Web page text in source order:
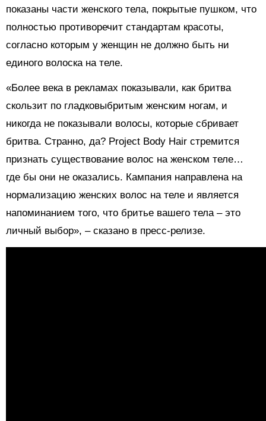
показаны части женского тела, покрытые пушком, что
полностью противоречит стандартам красоты,
согласно которым у женщин не должно быть ни
единого волоска на теле.
«Более века в рекламах показывали, как бритва
скользит по гладковыбритым женским ногам, и
никогда не показывали волосы, которые сбривает
бритва. Странно, да? Project Body Hair стремится
признать существование волос на женском теле…
где бы они не оказались. Кампания направлена на
нормализацию женских волос на теле и является
напоминанием того, что бритье вашего тела – это
личный выбор», – сказано в пресс-релизе.